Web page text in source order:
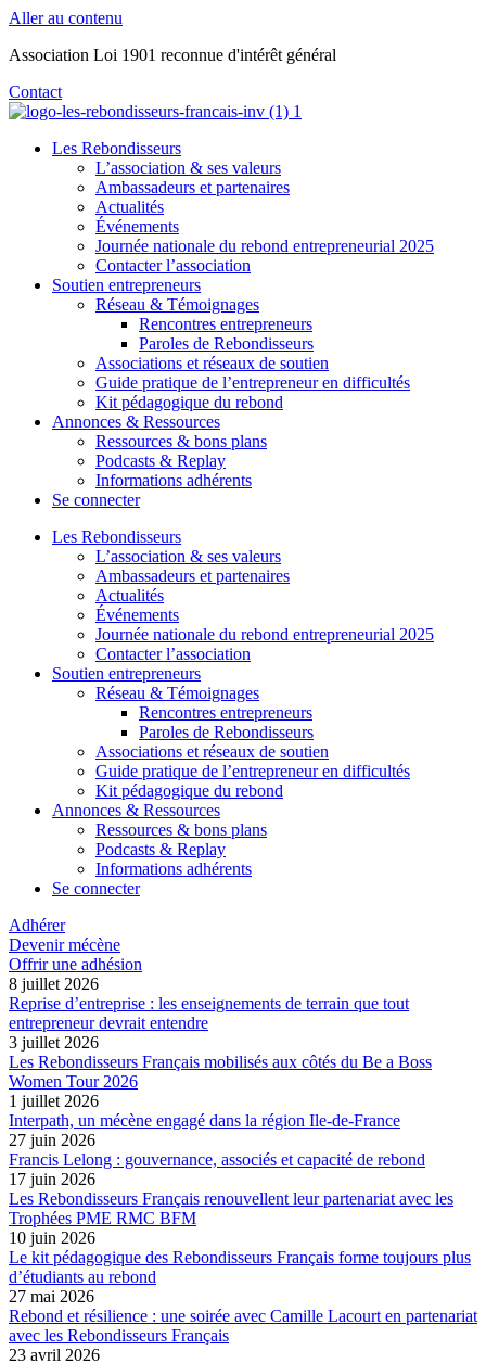
Aller au contenu
Association Loi 1901 reconnue d'intérêt général
Contact
Les Rebondisseurs
L’association & ses valeurs
Ambassadeurs et partenaires
Actualités
Événements
Journée nationale du rebond entrepreneurial 2025
Contacter l’association
Soutien entrepreneurs
Réseau & Témoignages
Rencontres entrepreneurs
Paroles de Rebondisseurs
Associations et réseaux de soutien
Guide pratique de l’entrepreneur en difficultés
Kit pédagogique du rebond
Annonces & Ressources
Ressources & bons plans
Podcasts & Replay
Informations adhérents
Se connecter
Les Rebondisseurs
L’association & ses valeurs
Ambassadeurs et partenaires
Actualités
Événements
Journée nationale du rebond entrepreneurial 2025
Contacter l’association
Soutien entrepreneurs
Réseau & Témoignages
Rencontres entrepreneurs
Paroles de Rebondisseurs
Associations et réseaux de soutien
Guide pratique de l’entrepreneur en difficultés
Kit pédagogique du rebond
Annonces & Ressources
Ressources & bons plans
Podcasts & Replay
Informations adhérents
Se connecter
Adhérer
Devenir mécène
Offrir une adhésion
8 juillet 2026
Reprise d’entreprise : les enseignements de terrain que tout
entrepreneur devrait entendre
3 juillet 2026
Les Rebondisseurs Français mobilisés aux côtés du Be a Boss
Women Tour 2026
1 juillet 2026
Interpath, un mécène engagé dans la région Ile-de-France
27 juin 2026
Francis Lelong : gouvernance, associés et capacité de rebond
17 juin 2026
Les Rebondisseurs Français renouvellent leur partenariat avec les
Trophées PME RMC BFM
10 juin 2026
Le kit pédagogique des Rebondisseurs Français forme toujours plus
d’étudiants au rebond
27 mai 2026
Rebond et résilience : une soirée avec Camille Lacourt en partenariat
avec les Rebondisseurs Français
23 avril 2026